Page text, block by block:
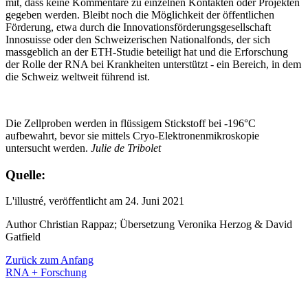
gegeben werden. Bleibt noch die Möglichkeit der öffentlichen
Förderung, etwa durch die Innovationsförderungsgesellschaft
Innosuisse oder den Schweizerischen Nationalfonds, der sich
massgeblich an der ETH-Studie beteiligt hat und die Erforschung
der Rolle der RNA bei Krankheiten unterstützt - ein Bereich, in dem
die Schweiz weltweit führend ist.
Die Zellproben werden in flüssigem Stickstoff bei -196°C
aufbewahrt, bevor sie mittels Cryo-Elektronenmikroskopie
untersucht werden. Julie de Tribolet
Quelle:
L'illustré, veröffentlicht am 24. Juni 2021
Author Christian Rappaz; Übersetzung Veronika Herzog & David
Gatfield
Zurück zum Anfang
RNA + Forschung